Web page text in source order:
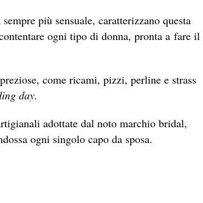
più sensuale, caratterizzano questa
ogni tipo di donna, pronta a fare il
come ricami, pizzi, perline e strass
day.
adottate dal noto marchio bridal,
ogni singolo capo da sposa.